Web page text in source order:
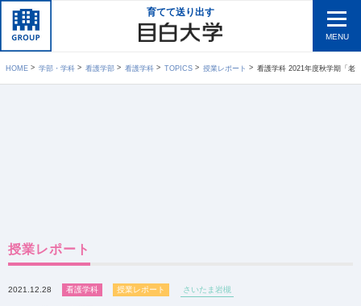
育てて送り出す
MENU
HOME 学部・学科 看護学部 看護学科 TOPICS 授業レポート 看護学科 2021年度秋学期「老年看護
授業レポート
2021.12.28 看護学科 授業レポート さいたま岩槻